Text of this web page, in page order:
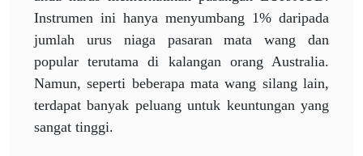
Instrumen ini hanya menyumbang 1% daripada
jumlah urus niaga pasaran mata wang dan
popular terutama di kalangan orang Australia.
Namun, seperti beberapa mata wang silang lain,
terdapat banyak peluang untuk keuntungan yang
sangat tinggi.